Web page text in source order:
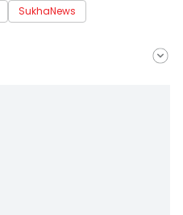
SukhaNews